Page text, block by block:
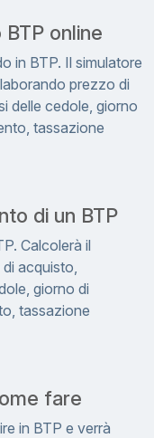
online
in BTP. Il simulatore
prezzo di
delle cedole, giorno
tassazione
di un BTP
Calcolerà il
acquisto,
giorno di
tassazione
fare
in BTP e verrà